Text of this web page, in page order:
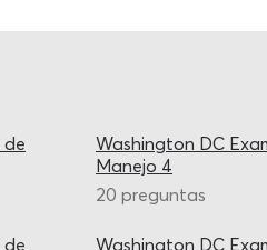
de
Washington DC
Manejo 4
20 preguntas
de
Washington DC